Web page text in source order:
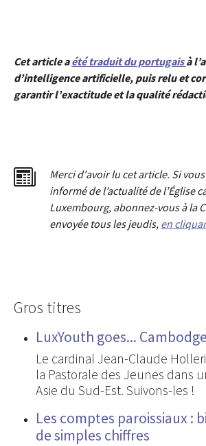
Cet article aété traduit du portugaisà
d’intelligence artificielle, puis relu et
garantir l’exactitude et la qualité
Merci d'avoir lu cet article. Si
informé de l’actualité de l’Église
Luxembourg, abonnez-vous à la
envoyée tous les jeudis, en
Gros titres
LuxYouth goes...
Le cardinal Jean-Claude
la Pastorale des Jeunes dans
Asie du Sud-Est. Suivons-les !
Les comptes paroissiaux :
de simples chiffres